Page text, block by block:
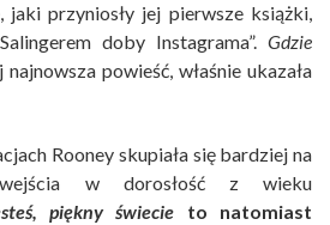
jaki przyniosły jej pierwsze książki,
doby Instagrama”. Gdzie
najnowsza powieść, właśnie ukazała
Rooney skupiała się bardziej na
w dorosłość z wieku
piękny świecie to natomiast